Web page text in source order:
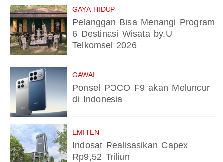
GAYA HIDUP
Pelanggan Bisa Menangi Program
6 Destinasi Wisata by.U
Telkomsel 2026
GAWAI
Ponsel POCO F9 akan Meluncur
di Indonesia
EMITEN
Indosat Realisasikan Capex
Rp9,52 Triliun